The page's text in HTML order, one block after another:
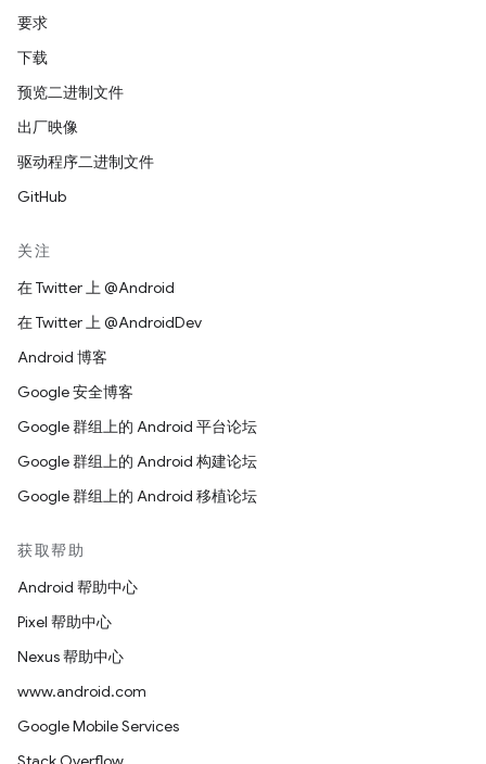
要求
下载
预览二进制文件
出厂映像
驱动程序二进制文件
GitHub
关注
在 Twitter 上 @Android
在 Twitter 上 @AndroidDev
Android 博客
Google 安全博客
Google 群组上的 Android 平台论坛
Google 群组上的 Android 构建论坛
Google 群组上的 Android 移植论坛
获取帮助
Android 帮助中心
Pixel 帮助中心
Nexus 帮助中心
www.android.com
Google Mobile Services